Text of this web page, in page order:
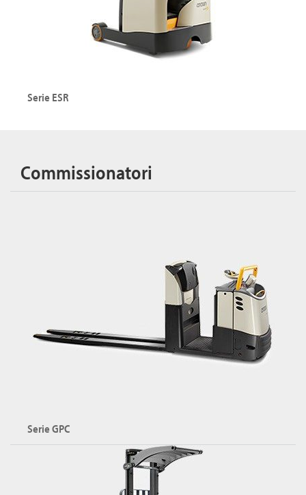
Serie ESR
Commissionatori
Serie GPC